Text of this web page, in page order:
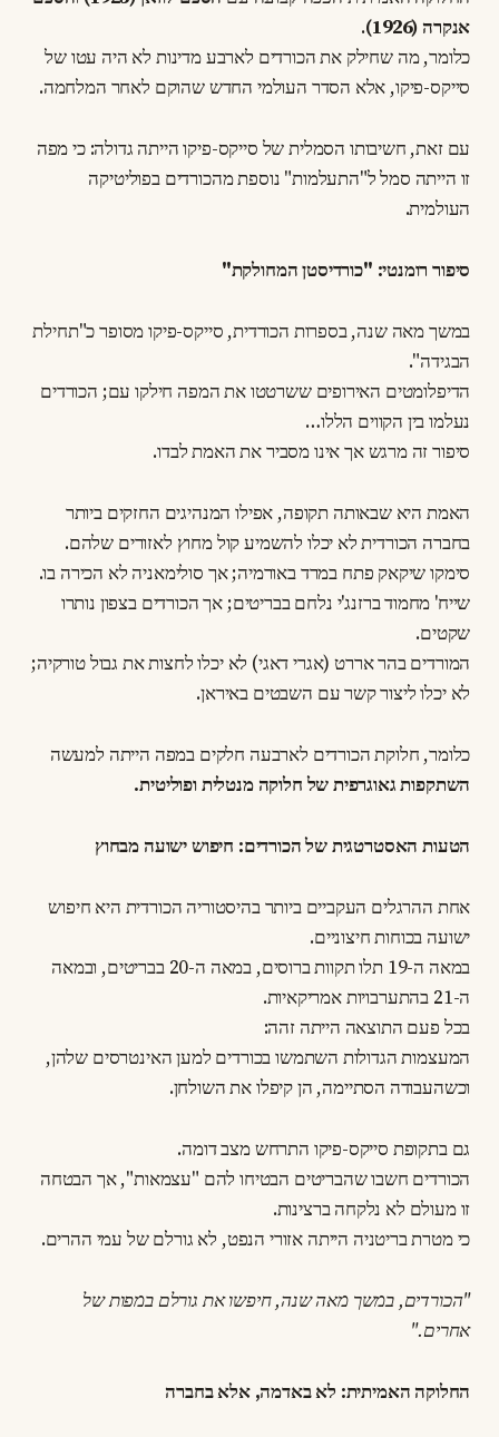
אנקרה (1926)
.
כלומר, מה שחילק את הכורדים לארבע מדינות לא היה עטו של
סייקס-פיקו, אלא הסדר העולמי החדש שהוקם לאחר המלחמה.
עם זאת, חשיבותו הסמלית של סייקס-פיקו הייתה גדולה: כי מפה
זו הייתה סמל ל"התעלמות" נוספת מהכורדים בפוליטיקה
העולמית.
סיפור רומנטי: "כורדיסטן המחולקת"
במשך מאה שנה, בספרות הכורדית, סייקס-פיקו מסופר כ"תחילת
הבגידה".
הדיפלומטים האירופים ששרטטו את המפה חילקו עם; הכורדים
נעלמו בין הקווים הללו…
סיפור זה מרגש אך אינו מסביר את האמת לבדו.
האמת היא שבאותה תקופה, אפילו המנהיגים החזקים ביותר
בחברה הכורדית לא יכלו להשמיע קול מחוץ לאזורים שלהם.
סימקו שיקאק פתח במרד באורמיה; אך סולימאניה לא הכירה בו.
שייח' מחמוד ברזנג'י נלחם בבריטים; אך הכורדים בצפון נותרו
שקטים.
המורדים בהר אררט (אגרי דאגי) לא יכלו לחצות את גבול טורקיה;
לא יכלו ליצור קשר עם השבטים באיראן.
כלומר, חלוקת הכורדים לארבעה חלקים במפה הייתה למעשה
השתקפות גאוגרפית של חלוקה מנטלית ופוליטית.
הטעות האסטרטגית של הכורדים: חיפוש ישועה מבחוץ
אחת ההרגלים העקביים ביותר בהיסטוריה הכורדית היא חיפוש
ישועה בכוחות חיצוניים.
במאה ה-19 תלו תקוות ברוסים, במאה ה-20 בבריטים, ובמאה
ה-21 בהתערבויות אמריקאיות.
בכל פעם התוצאה הייתה זהה:
המעצמות הגדולות השתמשו בכורדים למען האינטרסים שלהן,
וכשהעבודה הסתיימה, הן קיפלו את השולחן.
גם בתקופת סייקס-פיקו התרחש מצב דומה.
הכורדים חשבו שהבריטים הבטיחו להם "עצמאות", אך הבטחה
זו מעולם לא נלקחה ברצינות.
כי מטרת בריטניה הייתה אזורי הנפט, לא גורלם של עמי ההרים.
"הכורדים, במשך מאה שנה, חיפשו את גורלם במפות של
אחרים."
החלוקה האמיתית: לא באדמה, אלא בחברה